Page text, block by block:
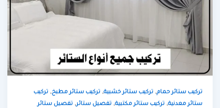
تركيب ستائر حمام,تركيب ستائر خشبية,تركيب ستائر مطبخ,تركيب
ستائر معدنية,تركيب ستائر مكتبية,تفصيل ستائر,تفصيل ستائر